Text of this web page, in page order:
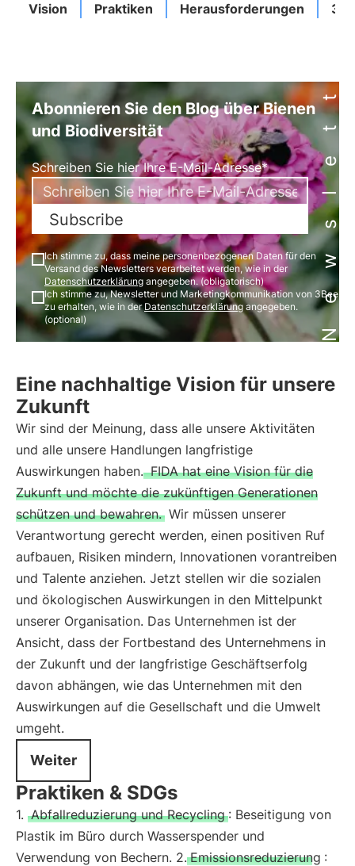
Vision Praktiken Herausforderungen Newsletter
Abonnieren Sie den Blog über Bienen
und Biodiversität
Schreiben Sie hier Ihre E-Mail-Adresse*
Subscribe
Ich stimme zu, dass meine personenbezogenen Daten für den
Versand des Newsletters verarbeitet werden, wie in der
Datenschutzerklärung angegeben. (obligatorisch)
Ich stimme zu, Newsletter und Marketingkommunikation von 3Bee
zu erhalten, wie in derDatenschutzerklärungangegeben.
(optional)
Eine nachhaltige Vision für unsere
Zukunft
Wir sind der Meinung, dass alle unsere Aktivitäten
und alle unsere Handlungen langfristige
Auswirkungen haben. FIDA hat eine Vision für die
Zukunft und möchte die zukünftigen Generationen
schützen und bewahren. Wir müssen unserer
Verantwortung gerecht werden, einen positiven Ruf
aufbauen, Risiken mindern, Innovationen vorantreiben
und Talente anziehen. Jetzt stellen wir die sozialen
und ökologischen Auswirkungen in den Mittelpunkt
unserer Organisation. Das Unternehmen ist der
Ansicht, dass der Fortbestand des Unternehmens in
der Zukunft und der langfristige Geschäftserfolg
davon abhängen, wie das Unternehmen mit den
Auswirkungen auf die Gesellschaft und die Umwelt
umgeht.
Weiter
Praktiken & SDGs
1. Abfallreduzierung und Recycling : Beseitigung von
Plastik im Büro durch Wasserspender und
Verwendung von Bechern. 2. Emissionsreduzierung :